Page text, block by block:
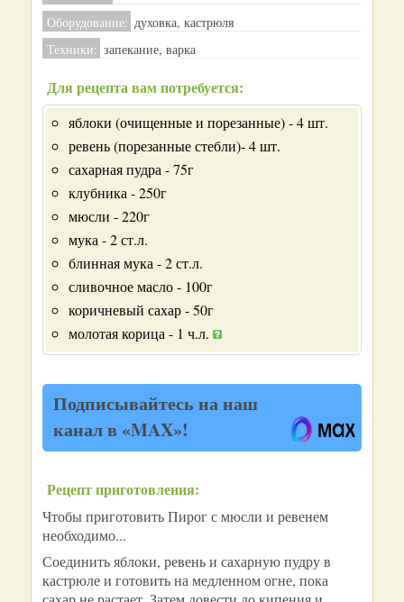
Оборудование: духовка, кастрюля
Техники: запекание, варка
Для рецепта вам потребуется:
яблоки (очищенные и порезанные) - 4 шт.
ревень (порезанные стебли)- 4 шт.
сахарная пудра - 75г
клубника - 250г
мюсли - 220г
мука - 2 ст.л.
блинная мука - 2 ст.л.
сливочное масло - 100г
коричневый сахар - 50г
молотая корица - 1 ч.л.
Подписывайтесь на наш
канал в «MAX»!
Рецепт приготовления:
Чтобы приготовить Пирог с мюсли и ревенем
необходимо...
Соединить яблоки, ревень и сахарную пудру в
кастрюле и готовить на медленном огне, пока